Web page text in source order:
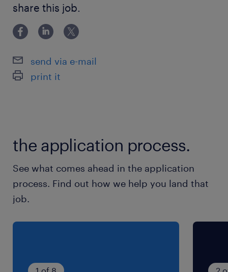
share this job.
send via e-mail
print it
the application process.
See what comes ahead in the application
process. Find out how we help you land that
job.